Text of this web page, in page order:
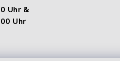
Uhr &
Uhr